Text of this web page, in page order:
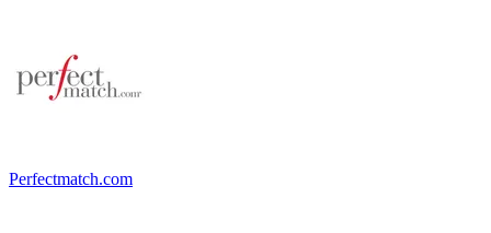
Perfectmatch.com